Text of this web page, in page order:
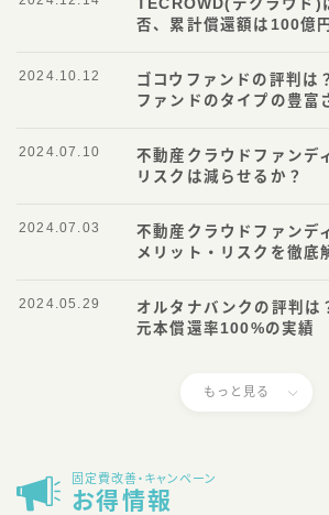
TECROWD(テクラウド)
否、累計償還額は100億
ゴコウファンドの評判は
ファンドのタイプの豊富
2024.10.12
不動産クラウドファンデ
リスクは減らせるか？
2024.07.10
不動産クラウドファンデ
メリット・リスクを徹底
2024.07.03
オルタナバンクの評判は
元本償還率100%の実績
2024.05.29
もっと見る
固定費改善・キャンペーン
お得情報